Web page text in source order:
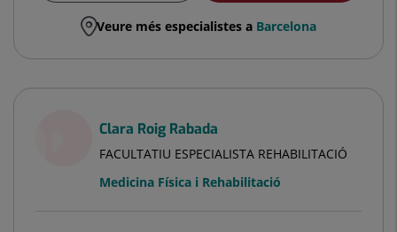
Veure més especialistes a Barcelona
Clara Roig Rabada
FACULTATIU ESPECIALISTA REHABILITACIÓ
Medicina Física i Rehabilitació